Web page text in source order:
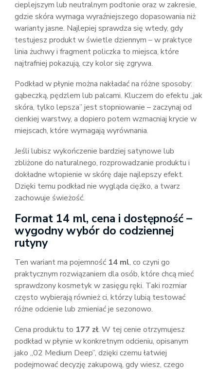
cieplejszym lub neutralnym podtonie oraz w zakresie,
gdzie skóra wymaga wyraźniejszego dopasowania niż
warianty jasne. Najlepiej sprawdza się wtedy, gdy
testujesz produkt w świetle dziennym – w praktyce
linia żuchwy i fragment policzka to miejsca, które
najtrafniej pokazują, czy kolor się zgrywa.
Podkład w płynie można nakładać na różne sposoby:
gąbeczką, pędzlem lub palcami. Kluczem do efektu „jak
skóra, tylko lepsza” jest stopniowanie – zaczynaj od
cienkiej warstwy, a dopiero potem wzmacniaj krycie w
miejscach, które wymagają wyrównania.
Jeśli lubisz wykończenie bardziej satynowe lub
zbliżone do naturalnego, rozprowadzanie produktu i
dokładne wtopienie w skórę daje najlepszy efekt.
Dzięki temu podkład nie wygląda ciężko, a twarz
zachowuje świeżość.
Format 14 ml, cena i dostępność –
wygodny wybór do codziennej
rutyny
Ten wariant ma pojemność 14 ml, co czyni go
praktycznym rozwiązaniem dla osób, które chcą mieć
sprawdzony kosmetyk w zasięgu ręki. Taki rozmiar
często wybierają również ci, którzy lubią testować
różne odcienie lub zmieniać je sezonowo.
Cena produktu to 177 zł. W tej cenie otrzymujesz
podkład w płynie w konkretnym odcieniu, opisanym
jako „02 Medium Deep”, dzięki czemu łatwiej
podejmować decyzję zakupową, gdy wiesz, czego